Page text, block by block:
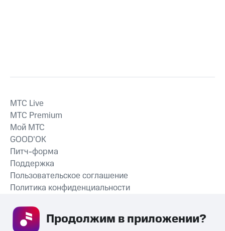
СКАЧАТЬ ПРИЛОЖЕНИЕ
MTС Live
MTС Premium
Мой МТС
GOOD’OK
Питч-форма
Поддержка
Пользовательское соглашение
Политика конфиденциальности